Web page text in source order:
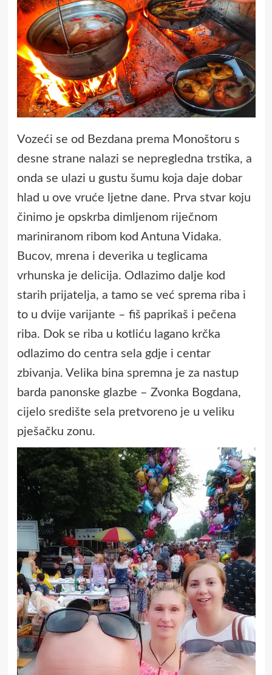
Vozeći se od Bezdana prema Monoštoru s
desne strane nalazi se nepregledna trstika, a
onda se ulazi u gustu šumu koja daje dobar
hlad u ove vruće ljetne dane. Prva stvar koju
činimo je opskrba dimljenom riječnom
mariniranom ribom kod Antuna Vidaka.
Bucov, mrena i deverika u teglicama
vrhunska je delicija. Odlazimo dalje kod
starih prijatelja, a tamo se već sprema riba i
to u dvije varijante – fiš paprikaš i pečena
riba. Dok se riba u kotliću lagano krčka
odlazimo do centra sela gdje i centar
zbivanja. Velika bina spremna je za nastup
barda panonske glazbe – Zvonka Bogdana,
cijelo središte sela pretvoreno je u veliku
pješačku zonu.